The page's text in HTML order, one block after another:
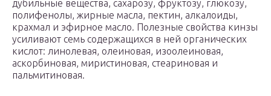
дубильные вещества, сахарозу, фруктозу, глюкозу,
полифенолы, жирные масла, пектин, алкалоиды,
крахмал и эфирное масло. Полезные свойства кинзы
усиливают семь содержащихся в ней органических
кислот: линолевая, олеиновая, изоолеиновая,
аскорбиновая, миристиновая, стеариновая и
пальмитиновая.